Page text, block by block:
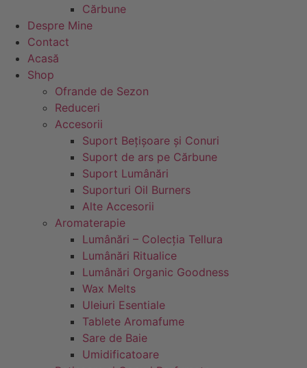
Cărbune
Despre Mine
Contact
Acasă
Shop
Ofrande de Sezon
Reduceri
Accesorii
Suport Bețișoare și Conuri
Suport de ars pe Cărbune
Suport Lumânări
Suporturi Oil Burners
Alte Accesorii
Aromaterapie
Lumânări – Colecția Tellura
Lumânări Ritualice
Lumânări Organic Goodness
Wax Melts
Uleiuri Esentiale
Tablete Aromafume
Sare de Baie
Umidificatoare